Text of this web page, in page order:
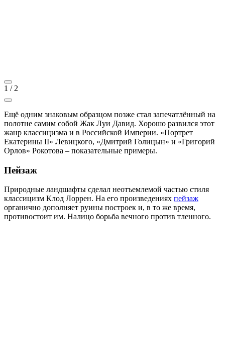
1 / 2
Ещё одним знаковым образцом позже стал запечатлённый на
полотне самим собой Жак Луи Давид. Хорошо развился этот
жанр классицизма и в Российской Империи. «Портрет
Екатерины II» Левицкого, «Дмитрий Голицын» и «Григорий
Орлов» Рокотова – показательные примеры.
Пейзаж
Природные ландшафты сделал неотъемлемой частью стиля
классицизм Клод Лоррен. На его произведениях пейзаж
органично дополняет руины построек и, в то же время,
противостоит им. Налицо борьба вечного против тленного.